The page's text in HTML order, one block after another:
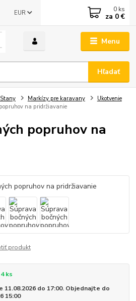
Menu
EUR
Hľadať
0 ks
za 0 €
Markízy pre karavany
Ukotvenie
na pridržiavanie
popruhov na
produkt
ks
11.08.2026 do 17:00. Objednajte do
15:00